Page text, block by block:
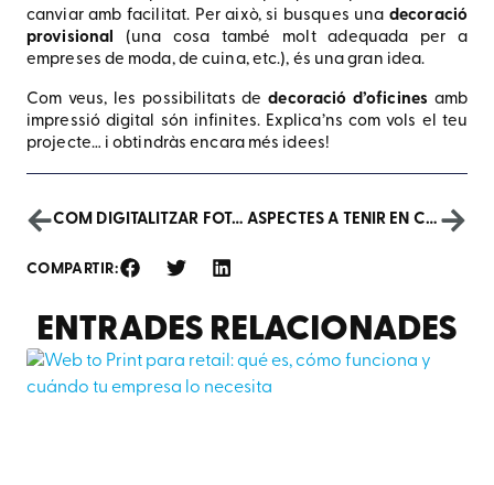
canviar amb facilitat. Per això, si busques unadecoració
provisional (una cosa també molt adequada per a
empreses de moda, de cuina, etc.), és una gran idea.
Com veus, les possibilitats dedecoració d’oficines amb
impressió digital són infinites. Explica’ns com vols el teu
projecte… i obtindràs encara més idees!
COM DIGITALITZAR FOTOGRAFIES ANTIGUES ASPECTES A TENIR EN COMPTE A L’HORA D’ESCOLLIR UNA IMPREMTA
COMPARTIR:
ENTRADES RELACIONADES